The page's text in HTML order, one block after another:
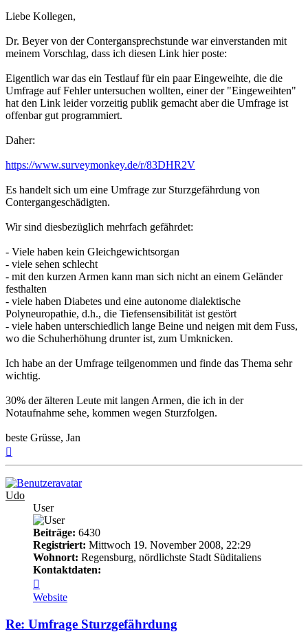
Liebe Kollegen,
Dr. Beyer von der Contergansprechstunde war einverstanden mit
meinem Vorschlag, dass ich diesen Link hier poste:
Eigentlich war das ein Testlauf für ein paar Eingeweihte, die die
Umfrage auf Fehler untersuchen wollten, einer der "Eingeweihten"
hat den Link leider vorzeitig publik gemacht aber die Umfrage ist
offenbar gut programmiert.
Daher:
https://www.surveymonkey.de/r/83DHR2V
Es handelt sich um eine Umfrage zur Sturzgefährdung von
Contergangeschädigten.
Wir sind diesbezüglich mehrfach gefährdet:
- Viele haben kein Gleichgewichtsorgan
- viele sehen schlecht
- mit den kurzen Armen kann man sich nicht an einem Geländer
festhalten
- viele haben Diabetes und eine autonome dialektische
Polyneuropathie, d.h., die Tiefensensibilität ist gestört
- viele haben unterschiedlich lange Beine und neigen mit dem Fuss,
wo die Schuherhöhung drunter ist, zum Umknicken.
Ich habe an der Umfrage teilgenommen und finde das Thema sehr
wichtig.
30% der älteren Leute mit langen Armen, die ich in der
Notaufnahme sehe, kommen wegen Sturzfolgen.
beste Grüsse, Jan
Udo
User
Beiträge: 6430
Registriert: Mittwoch 19. November 2008, 22:29
Wohnort: Regensburg, nördlichste Stadt Süditaliens
Kontaktdaten:
von
Udo
Website
Re: Umfrage Sturzgefährdung